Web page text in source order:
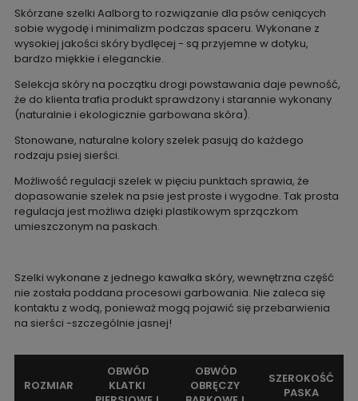
Skórzane szelki Aalborg to rozwiązanie dla psów ceniących
sobie wygodę i minimalizm podczas spaceru. Wykonane z
wysokiej jakości skóry bydlęcej - są przyjemne w dotyku,
bardzo miękkie i eleganckie.
Selekcja skóry na początku drogi powstawania daje pewność,
że do klienta trafia produkt sprawdzony i starannie wykonany
(naturalnie i ekologicznie garbowana skóra).
Stonowane, naturalne kolory szelek pasują do każdego
rodzaju psiej sierści.
Możliwość regulacji szelek w pięciu punktach sprawia, że
dopasowanie szelek na psie jest proste i wygodne. Tak prosta
regulacja jest możliwa dzięki plastikowym sprzączkom
umieszczonym na paskach.
Szelki wykonane z jednego kawałka skóry, wewnętrzna część
nie została poddana procesowi garbowania. Nie zaleca się
kontaktu z wodą, ponieważ mogą pojawić się przebarwienia
na sierści -szczególnie jasnej!
ROZMIAR
OBWÓD
KLATKI
OBWÓD
OBRĘCZY
SZEROKOŚĆ
PASKA